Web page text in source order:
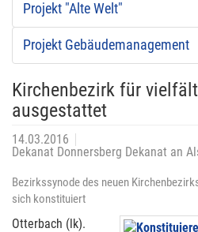
Projekt "Alte Welt"
Projekt Gebäudemanagement
Kirchenbezirk für
ausgestattet
14.03.2016
Dekanat Donnersberg Dekanat an
Bezirkssynode des neuen
sich konstituiert
Otterbach (lk).